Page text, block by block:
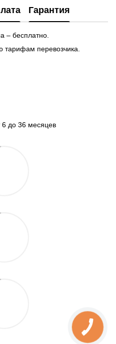
Гарантия
– бесплатно.
перевозчика.
6 до 36 месяцев